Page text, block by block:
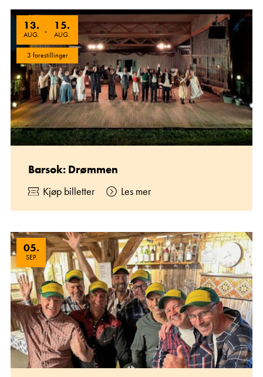
13.
AUG. - 15.
AUG.
3 forestillinger
Barsok: Drømmen
Kjøp billetter Les mer
05.
SEP.